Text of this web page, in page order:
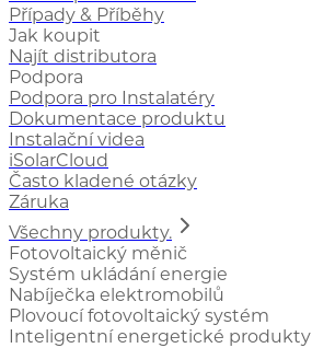
Případy & Příběhy
Jak koupit
Najít distributora
Podpora
Podpora pro Instalatéry
Dokumentace produktu
Instalační videa
iSolarCloud
Často kladené otázky
Záruka
Všechny produkty.
Fotovoltaický měnič
Systém ukládání energie
Nabíječka elektromobilů
Plovoucí fotovoltaický systém
Inteligentní energetické produkty